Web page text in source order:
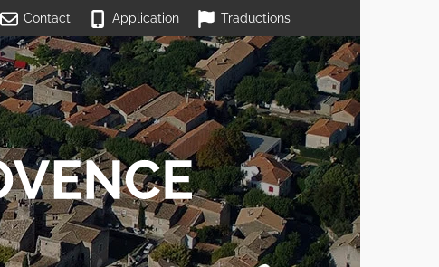
Contact Application Traductions